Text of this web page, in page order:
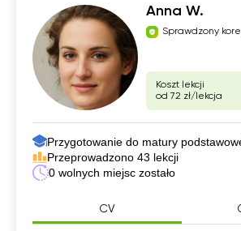
Anna W.
Sprawdzony
Koszt lekcji
od 72 zł/lekcja
Przygotowanie do matury
Przeprowadzono 43 lekcji
0 wolnych miejsc zostało
CV